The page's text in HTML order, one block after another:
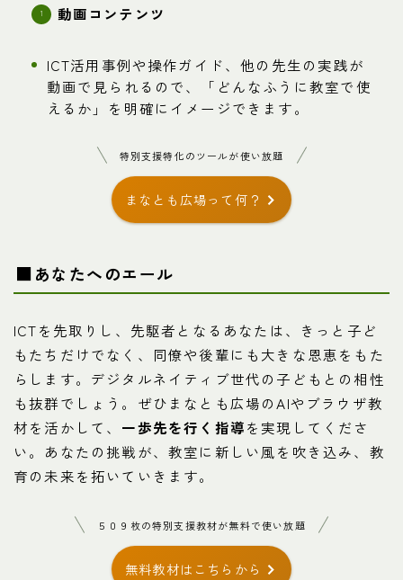
動画コンテンツ
ICT活用事例や操作ガイド、他の先生の実践が
動画で見られるので、「どんなふうに教室で使
えるか」を明確にイメージできます。
特別支援特化のツールが使い放題
まなとも広場って何？
■あなたへのエール
ICTを先取りし、先駆者となるあなたは、きっと子ど
もたちだけでなく、同僚や後輩にも大きな恩恵をもた
らします。デジタルネイティブ世代の子どもとの相性
も抜群でしょう。ぜひまなとも広場のAIやブラウザ教
材を活かして、 一歩先を行く指導を実現してくださ
い。あなたの挑戦が、教室に新しい風を吹き込み、教
育の未来を拓いていきます。
５０９枚の特別支援教材が無料で使い放題
無料教材はこちらから